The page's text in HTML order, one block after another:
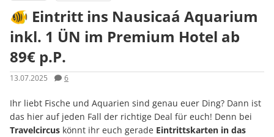
🐠 Eintritt ins Nausicaá Aquarium
inkl. 1 ÜN im Premium Hotel ab
89€ p.P.
13.07.2025 6
Ihr liebt Fische und Aquarien sind genau euer Ding? Dann ist
das hier auf jeden Fall der richtige Deal für euch! Denn bei
Travelcircus könnt ihr euch gerade Eintrittskarten in das